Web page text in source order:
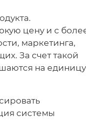
цену и с
маркетинга,
За счет такой
на единицу
системы